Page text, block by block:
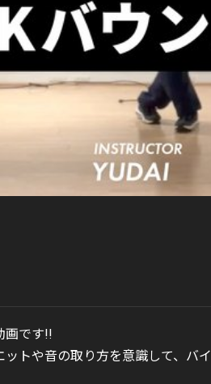
画です!!
トや音の取り方を意識して、バ